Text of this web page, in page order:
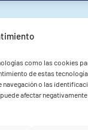
como las cookies
de estas
o las
afectar
CSIC